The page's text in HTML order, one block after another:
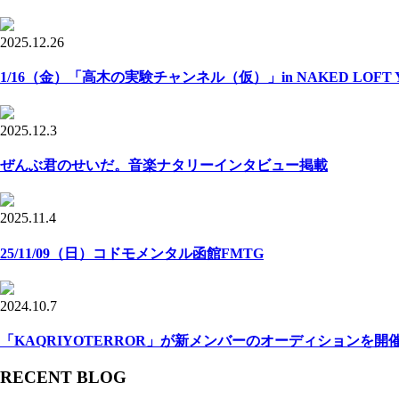
2025.12.26
1/16（金）「高木の実験チャンネル（仮）」in NAKED LOFT
2025.12.3
ぜんぶ君のせいだ。音楽ナタリーインタビュー掲載
2025.11.4
25/11/09（日）コドモメンタル函館FMTG
2024.10.7
「KAQRIYOTERROR」が新メンバーのオーディションを開
RECENT BLOG